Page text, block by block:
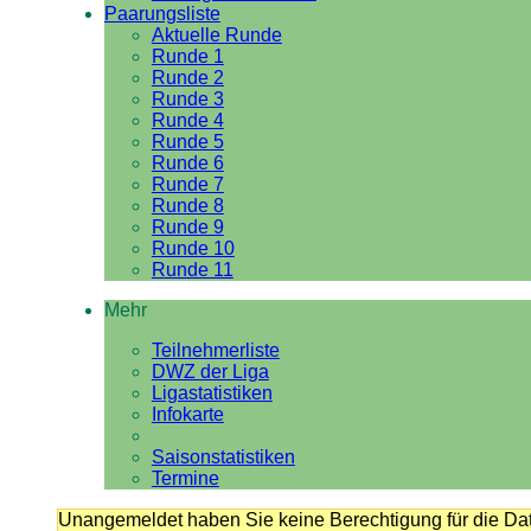
Paarungsliste
Aktuelle Runde
Runde 1
Runde 2
Runde 3
Runde 4
Runde 5
Runde 6
Runde 7
Runde 8
Runde 9
Runde 10
Runde 11
Mehr
Teilnehmerliste
DWZ der Liga
Ligastatistiken
Infokarte
Saisonstatistiken
Termine
Unangemeldet haben Sie keine Berechtigung für die